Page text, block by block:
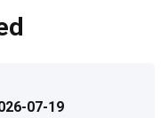
07-19